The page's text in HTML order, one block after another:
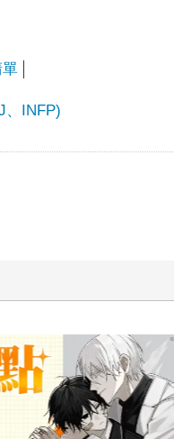
、INFP)
第二波